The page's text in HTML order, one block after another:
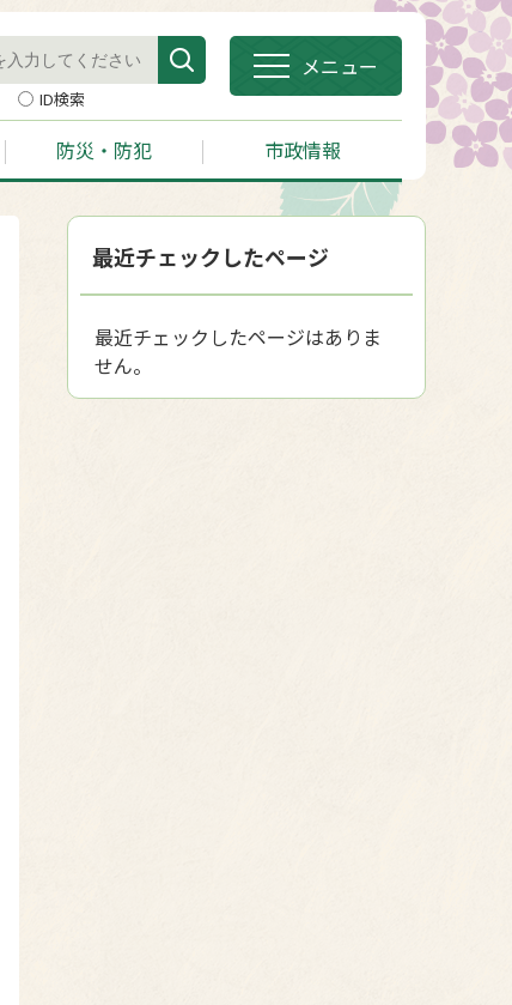
ID検索
メニュー
防災・防犯 市政情報
最近チェックしたページ
最近チェックしたページはありま
せん。